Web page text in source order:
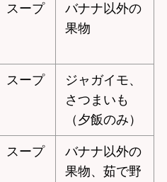
スープ
バナナ以外の
果物
スープ
ジャガイモ、
さつまいも
（夕飯のみ）
スープ
バナナ以外の
果物、茹で野